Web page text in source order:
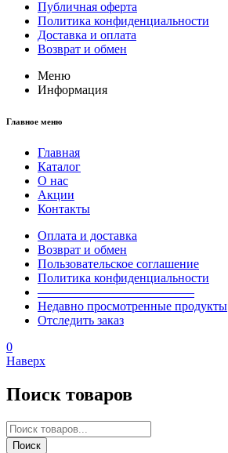
Публичная оферта
Политика конфиденциальности
Доставка и оплата
Возврат и обмен
Меню
Информация
Главное меню
Главная
Каталог
О нас
Акции
Контакты
Оплата и доставка
Возврат и обмен
Пользовательское соглашение
Политика конфиденциальности
————————————–
Недавно просмотренные продукты
Отследить заказ
0
Наверх
Поиск товаров
Поиск
товаров
Поиск